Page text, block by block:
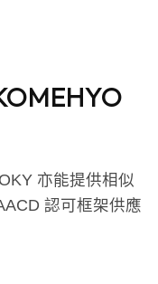
亦能提供相似
認可框架供應